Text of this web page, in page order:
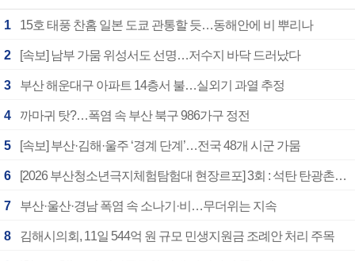
1 15호 태풍 찬홈 일본 도쿄 관통할 듯…동해안에 비 뿌리나
2 [속보] 남부 가뭄 위성서도 선명…저수지 바닥 드러났다
3 부산 해운대구 아파트 14층서 불…실외기 과열 추정
4 까마귀 탓?…폭염 속 부산 북구 986가구 정전
5 [속보] 부산·김해·울주 ‘경계 단계’…전국 48개 시군 가뭄
6 [2026 부산청소년극지체험탐험대 현장르포] 3회 : 석탄 탄광촌에서 북극 연구의 중심지로
7 부산·울산·경남 폭염 속 소나기·비…무더위는 지속
8 김해시의회, 11일 544억 원 규모 민생지원금 조례안 처리 주목